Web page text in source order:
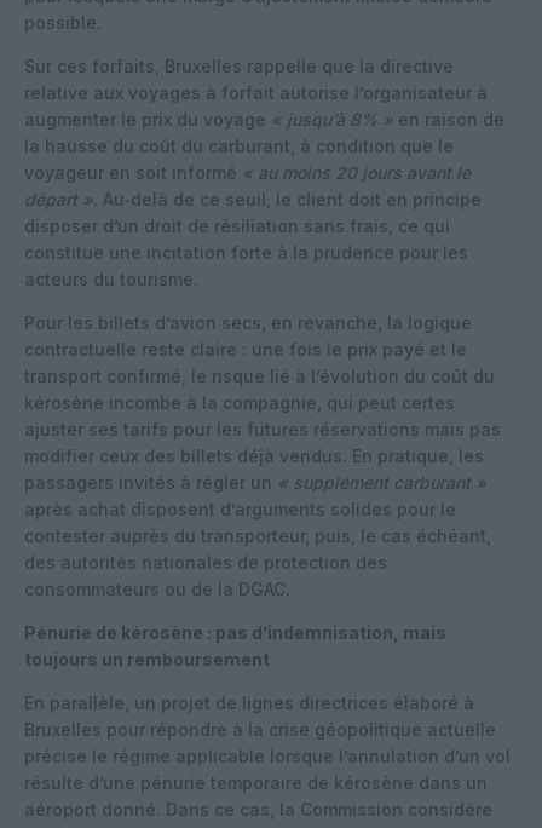
possible.
Sur ces forfaits, Bruxelles rappelle que la directive
relative aux voyages à forfait autorise l’organisateur à
augmenter le prix du voyage « jusqu’à 8% » en raison de
la hausse du coût du carburant, à condition que le
voyageur en soit informé « au moins 20 jours avant le
départ ». Au‑delà de ce seuil, le client doit en principe
disposer d’un droit de résiliation sans frais, ce qui
constitue une incitation forte à la prudence pour les
acteurs du tourisme.
Pour les billets d’avion secs, en revanche, la logique
contractuelle reste claire : une fois le prix payé et le
transport confirmé, le risque lié à l’évolution du coût du
kérosène incombe à la compagnie, qui peut certes
ajuster ses tarifs pour les futures réservations mais pas
modifier ceux des billets déjà vendus. En pratique, les
passagers invités à régler un « supplément carburant »
après achat disposent d’arguments solides pour le
contester auprès du transporteur, puis, le cas échéant,
des autorités nationales de protection des
consommateurs ou de la DGAC.
Pénurie de kérosène : pas d’indemnisation, mais
toujours un remboursement
En parallèle, un projet de lignes directrices élaboré à
Bruxelles pour répondre à la crise géopolitique actuelle
précise le régime applicable lorsque l’annulation d’un vol
résulte d’une pénurie temporaire de kérosène dans un
aéroport donné. Dans ce cas, la Commission considère